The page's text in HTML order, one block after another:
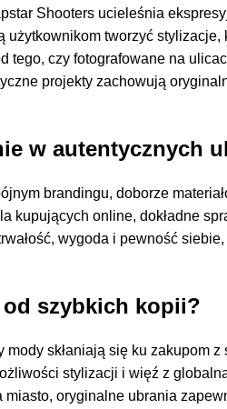
Shooters ucieleśnia
tworzyć
czy fotografowane na
projekty zachowują
w autentycznych
brandingu, doborze
online, dokładne
wygoda i pewność
szybkich kopii?
skłaniają się ku zakupom
stylizacji i więź z
oryginalne ubrania